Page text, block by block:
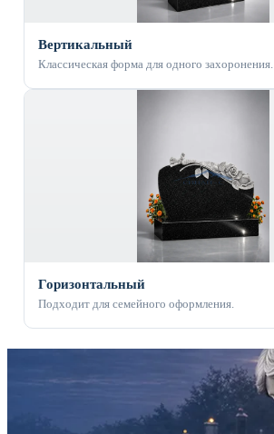
Вертикальный
Классическая форма для одного захоронения.
Горизонтальный
Подходит для семейного оформления.